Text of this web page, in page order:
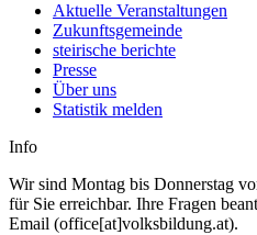
Aktuelle Veranstaltungen
Zukunftsgemeinde
steirische berichte
Presse
Über uns
Statistik melden
Info
Wir sind Montag bis Donnerstag
für Sie erreichbar. Ihre Fragen
Email (office[at]volksbildung.at).